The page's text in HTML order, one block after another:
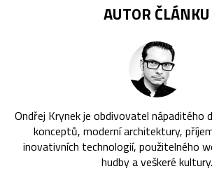
AUTOR ČLÁNKU
Ondřej Krynek je obdivovatel nápaditého
konceptů, moderní architektury,
inovativních technologií, použitelného
hudby a veškeré kultury.